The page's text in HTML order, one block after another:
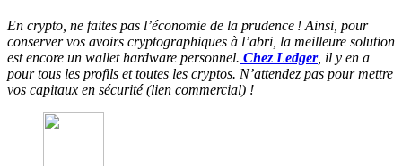
En crypto, ne faites pas l’économie de la prudence ! Ainsi, pour
conserver vos avoirs cryptographiques à l’abri, la meilleure solution
est encore un wallet hardware personnel. Chez Ledger, il y en a
pour tous les profils et toutes les cryptos. N’attendez pas pour mettre
vos capitaux en sécurité (lien commercial) !